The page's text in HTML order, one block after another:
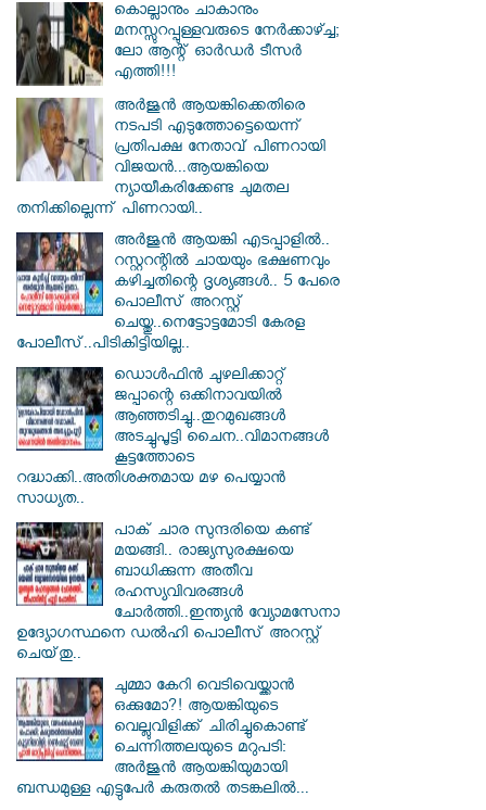
കൊല്ലാനും ചാകാനും
മനസ്സുറപ്പുള്ളവരുടെ നേർക്കാഴ്ച്ച;
ലോ ആന്റ് ഓർഡർ ടീസർ
എത്തി!!!
അർജുൻ ആയങ്കിക്കെതിരെ
നടപടി എടുത്തോട്ടെയെന്ന്
പ്രതിപക്ഷ നേതാവ് പിണറായി
വിജയൻ...ആയങ്കിയെ
ന്യായീകരിക്കേണ്ട ചുമതല
തനിക്കില്ലെന്ന് പിണറായി..
അർജുൻ ആയങ്കി എടപ്പാളിൽ..
റസ്റ്ററന്റിൽ ചായയും ഭക്ഷണവും
കഴിച്ചതിന്റെ ദൃശ്യങ്ങൾ.. 5 പേരെ
പൊലീസ് അറസ്റ്റ്
ചെയ്തു..നെട്ടോട്ടമോടി കേരള
പോലീസ്..പിടികിട്ടിയില്ല..
ഡൊൾഫിൻ ചുഴലിക്കാറ്റ്
ജപ്പാന്റെ ഒക്കിനാവയിൽ
ആഞ്ഞടിച്ചു..തുറമുഖങ്ങൾ
അടച്ചുപൂട്ടി ചൈന..വിമാനങ്ങൾ
കൂട്ടത്തോടെ
റദ്ധാക്കി..അതിശക്തമായ മഴ പെയ്യാൻ
സാധ്യത..
പാക് ചാര സുന്ദരിയെ കണ്ട്
മയങ്ങി.. രാജ്യസുരക്ഷയെ
ബാധിക്കുന്ന അതീവ
രഹസ്യവിവരങ്ങൾ
ചോർത്തി..ഇന്ത്യൻ വ്യോമസേനാ
ഉദ്യോഗസ്ഥനെ ഡൽഹി പൊലീസ് അറസ്റ്റ്
ചെയ്‌തു..
ചുമ്മാ കേറി വെടിവെയ്ക്കാൻ
ഒക്കുമോ?! ആയങ്കിയുടെ
വെല്ലുവിളിക്ക് ചിരിച്ചുകൊണ്ട്
ചെന്നിത്തലയുടെ മറുപടി:
അർജുൻ ആയങ്കിയുമായി
ബന്ധമുള്ള എട്ടുപേർ കരുതൽ തടങ്കലിൽ...